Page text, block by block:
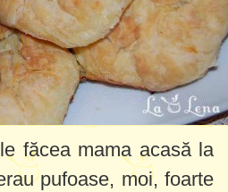
făcea mama acasă la
pufoase, moi, foarte